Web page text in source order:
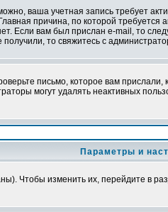
ваша учетная запись требует
причина, по которой
Если вам был прислан e-mail, то
то свяжитесь с
письмо, которое вам
могут удалять неактивных
Параметры и
Чтобы изменить их, перейдите в